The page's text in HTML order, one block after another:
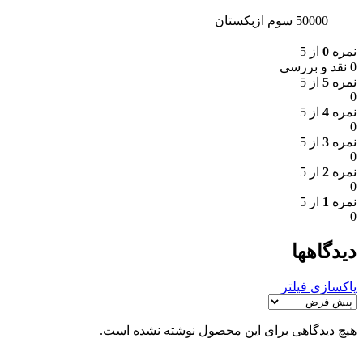
50000 سوم ازبکستان
نمره 0 از 5
0 نقد و بررسی
نمره 5 از 5
0
نمره 4 از 5
0
نمره 3 از 5
0
نمره 2 از 5
0
نمره 1 از 5
0
دیدگاهها
پاکسازی فیلتر
هیچ دیدگاهی برای این محصول نوشته نشده است.